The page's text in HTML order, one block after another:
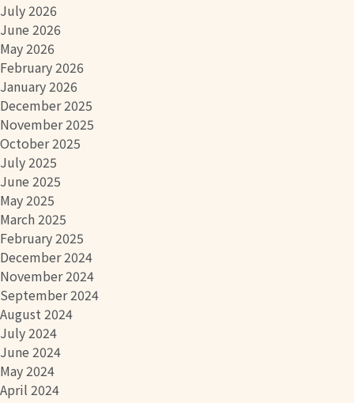
July 2026
June 2026
May 2026
February 2026
January 2026
December 2025
November 2025
October 2025
July 2025
June 2025
May 2025
March 2025
February 2025
December 2024
November 2024
September 2024
August 2024
July 2024
June 2024
May 2024
April 2024